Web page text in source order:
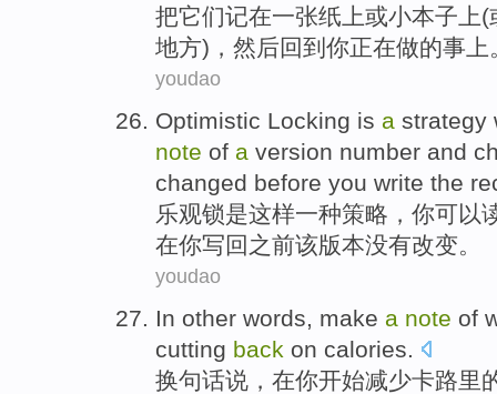
把它们记在一张纸 上或小本子上(
地方)， 然后回到 你正在做的事
youdao
Optimistic Locking is a strategy
note of a version number and
changed before you write the
乐观锁是这样一种策略 ， 你可以
在你写回 之前该版本没有改变。
youdao
In other words, make a note of
cutting back on calories.
换句话说，在你开始减少卡路里